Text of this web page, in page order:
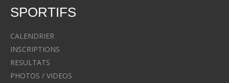
SPORTIFS
CALENDRIER
INSCRIPTIONS
RESULTATS
PHOTOS / VIDEOS